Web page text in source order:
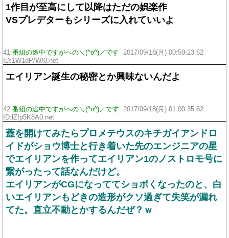
1作目が至高にして以降はただの娯楽作
VSプレデターもシリーズに入れていいよ
41:番組の途中ですがへの＼(^o^)／です
2017/09/18(月) 00:59:23.62
ID:1W1dP/W/0.net
エイリアン誕生の秘密とか興味ないんだよ
42:番組の途中ですがへの＼(^o^)／です
2017/09/18(月) 01:00:35.62
ID:lZfp5K8A0.net
蓋を開けてみたらプロメテウスのキチガイアンドロ
イドがショウ博士と行き着いた先のエンジニアの星
でエイリアンを作ってエイリアン1のノストロモ号に
繋がったって話なんだけど。
エイリアンがCGになっててショボくなったのと、白
いエイリアンもどきの造形がクソ過ぎて失笑が漏れ
てた。直立不動とかするんだぜ？ｗ